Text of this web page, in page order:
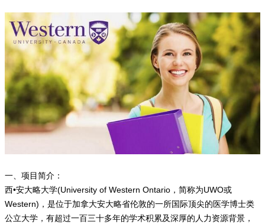
一、项目简介：
西•安大略大学(University of Western Ontario，简称为UWO或
Western)，是位于加拿大安大略省伦敦的一所国际顶尖的医学博士类
公立大学，有超过一百三十多年的学术积累及深厚的人力资源背景，